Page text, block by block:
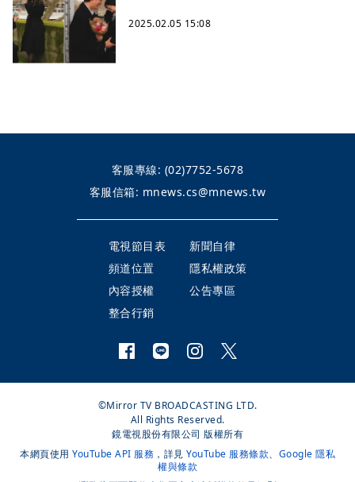
2025.02.05 15:08
客服專線: (02)7752-5678
客服信箱: mnews.cs@mnews.tw
電視節目表
新聞自律
頻道位置
隱私權政策
內容授權
公告專區
整合行銷
©Mirror TV BROADCASTING LTD.
All Rights Reserved.
鏡電視股份有限公司 版權所有
本網頁使用 YouTube API 服務 ，詳見 YouTube 服務條款、 Google 隱私
權與條款